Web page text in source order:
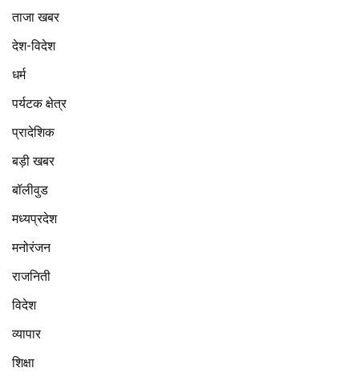
ताजा खबर
देश-विदेश
धर्म
पर्यटक क्षेत्र
प्रादेशिक
बड़ी खबर
बॉलीवुड
मध्यप्रदेश
मनोरंजन
राजनिती
विदेश
व्यापार
शिक्षा